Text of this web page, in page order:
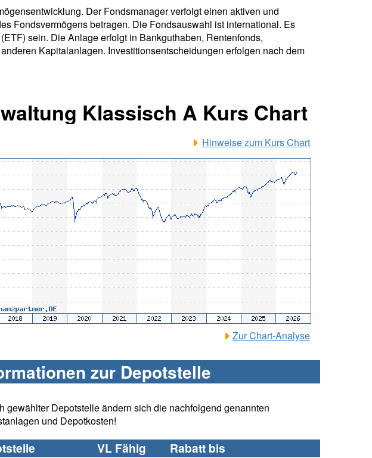
Der Fondsmanager verfolgt einen aktiven und
Fondsvermögens betragen. Die Fondsauswahl ist international. Es
sein. Die Anlage erfolgt in Bankguthaben, Rentenfonds,
Kapitalanlagen. Investitionsentscheidungen erfolgen nach dem
Klassisch A Kurs Chart
Hinweise zum Kurs Chart
Zur Chart-Analyse
zur Depotstelle
gewählter Depotstelle ändern sich die nachfolgend genannten
und Depotkosten!
VL Fähig Rabatt bis